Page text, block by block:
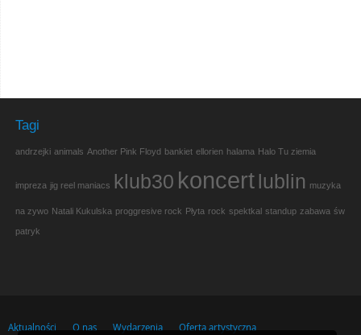
Tagi
andrzejki animals Another Pink Floyd bankiet ellorien halama Halo Tu ziemia
impreza jig reel maniacs klub30 koncert lublin muzyka
na zywo Natali Kukulska proggresive rock Płyta rock spektkal standup zabawa św
patryk
Aktualności O nas Wydarzenia Oferta artystyczna